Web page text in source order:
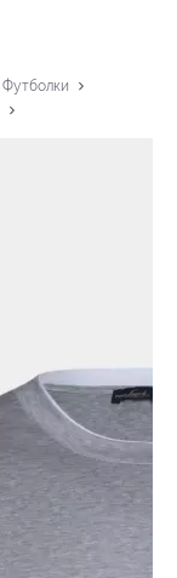
Футболки